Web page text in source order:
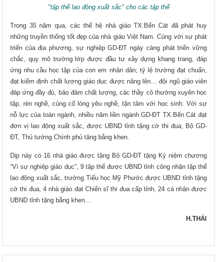
"tập thể lao động xuất sắc" cho các tập thể
Trong 35 năm qua, các thế hệ nhà giáo TX.Bến Cát đã phát huy
những truyền thống tốt đẹp của nhà giáo Việt Nam. Cùng với sự phát
triển của địa phương, sự nghiệp GD-ĐT ngày càng phát triển vững
chắc, quy mô trường lớp được đầu tư xây dựng khang trang, đáp
ứng nhu cầu học tập của con em nhân dân; tỷ lệ trường đạt chuẩn,
đạt kiểm định chất lượng giáo dục được nâng lên… đội ngũ giáo viên
đáp ứng đầy đủ, bảo đảm chất lượng, các thầy cô thường xuyên học
tập, rèn nghề, củng cố lòng yêu nghề, tận tâm với học sinh. Với sự
nỗ lực của toàn ngành, nhiều năm liền ngành GD-ĐT TX.Bến Cát đạt
đơn vị lao động xuất sắc, được UBND tỉnh tặng cờ thi đua; Bộ GD-
ĐT, Thủ tướng Chính phủ tặng bằng khen.
Dịp này có 16 nhà giáo được tặng Bộ GD-ĐT tặng Kỷ niệm chương
“Vì sự nghiệp giáo dục”, 9 tập thể được UBND tỉnh công nhận tập thể
lao động xuất sắc, trường Tiểu học Mỹ Phước được UBND tỉnh tặng
cờ thi đua, 4 nhà giáo đạt Chiến sĩ thi đua cấp tỉnh, 24 cá nhân được
UBND tỉnh tặng bằng khen…
H.THÁI